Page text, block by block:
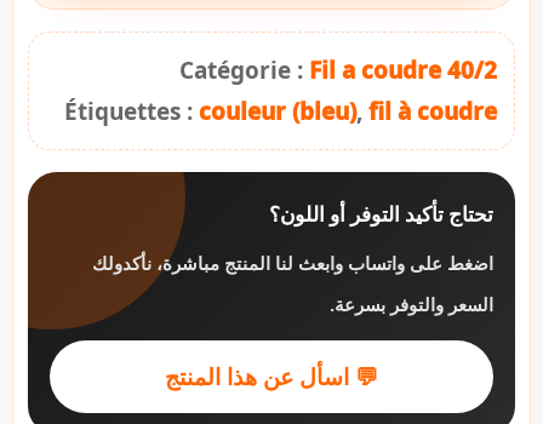
Catégorie : Fil a coudre 40/2
Étiquettes :couleur (bleu), fil à coudre
تحتاج تأكيد التوفر أو اللون؟
اضغط على واتساب وابعث لنا المنتج مباشرة، نأكدولك
السعر والتوفر بسرعة.
💬 اسأل عن هذا المنتج